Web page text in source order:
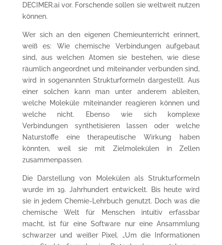
DECIMER.ai vor. Forschende sollen sie weltweit nutzen
können.
Wer sich an den eigenen Chemieunterricht erinnert,
weiß es: Wie chemische Verbindungen aufgebaut
sind, aus welchen Atomen sie bestehen, wie diese
räumlich angeordnet und miteinander verbunden sind,
wird in sogenannten Strukturformeln dargestellt. Aus
einer solchen kann man unter anderem ableiten,
welche Moleküle miteinander reagieren können und
welche nicht. Ebenso wie sich komplexe
Verbindungen synthetisieren lassen oder welche
Naturstoffe eine therapeutische Wirkung haben
könnten, weil sie mit Zielmolekülen in Zellen
zusammenpassen.
Die Darstellung von Molekülen als Strukturformeln
wurde im 19. Jahrhundert entwickelt. Bis heute wird
sie in jedem Chemie-Lehrbuch genutzt. Doch was die
chemische Welt für Menschen intuitiv erfassbar
macht, ist für eine Software nur eine Ansammlung
schwarzer und weißer Pixel. „Um die Informationen